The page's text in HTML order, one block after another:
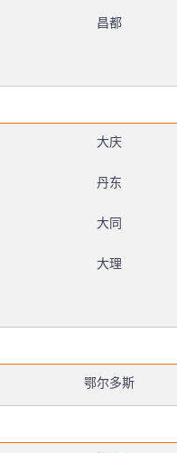
昌都
大庆
丹东
大同
大理
鄂尔多斯